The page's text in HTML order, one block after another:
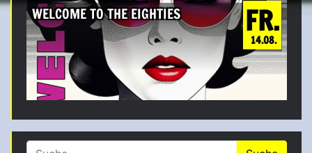
FR.
14.08.
WELCOME TO THE EIGHTIES
Suche nach: